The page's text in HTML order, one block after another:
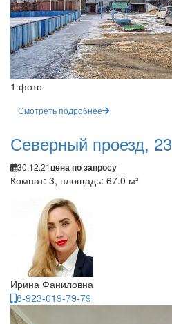
1 фото
Смотреть подробнее
Северный проезд, 23
30.12.21цена по запросу
Комнат: 3, площадь: 67.0 м²
Ирина Фаниловна
8-923-019-79-79